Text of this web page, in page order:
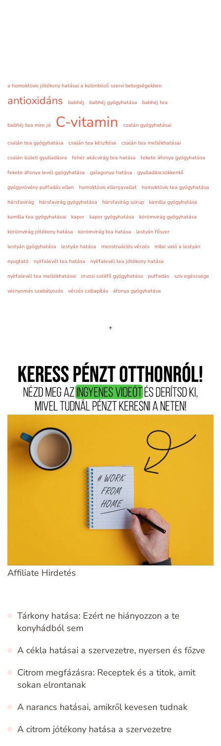
a homoktövis jótékony hatásai a különböző szervi betegségekben
antioxidáns babhéj babhéj gyógyhatása babhéj tea
babhéj tea mire jó C-vitamin csalán gyógyhatásai
csalán tea gyógyhatása csalán tea készítése
csalán tea mellékhatásai
csalán ízületi gyulladásra
fehér akácvirág tea hatása
fekete áfonya gyógyhatása
fekete áfonya levél gyógyhatása
galagonya hatása
gyulladáscsökkentő
gyógynövény puffadás ellen
homoktövis ellenjavallat
homoktövis tea gyógyhatása
hársfavirág
hársfavirág gyógyhatása hársfavirág szirup
kamilla gyógyhatása
kamilla tea gyógyhatásai
kapor kapor gyógyhatása
körömvirág gyógyhatása
körömvirág jótékony hatása
körömvirág tea hatása
lestyán fűszer
lestyán gyógyhatása
lestyán hatása menstruációs vérzés
mibe való a lestyán
nyugtató
nyírfalevél tea hatása
nyírfalevél tea jótékony hatása
nyírfalevél tea mellékhatásai
orvosi székfű gyógyhatása puffadás
szív egészsége
vérnyomás szabályozás
vérzés csillapítás áfonya gyógyhatása
Affiliate Hirdetés
Tárkony hatása: Ezért ne hiányozzon a te
konyhádból sem
A cékla hatásai a szervezetre, nyersen és főzve
Citrom megfázásra: Receptek és a titok, amit
sokan elrontanak
A narancs hatásai, amikről kevesen tudnak
A citrom jótékony hatása a szervezetre